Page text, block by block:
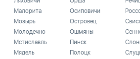
Малорита
Мозырь
Молодечно
Мстиславль
Мядель
Осиповичи
Островец
Ошмяны
Пинск
Полоцк